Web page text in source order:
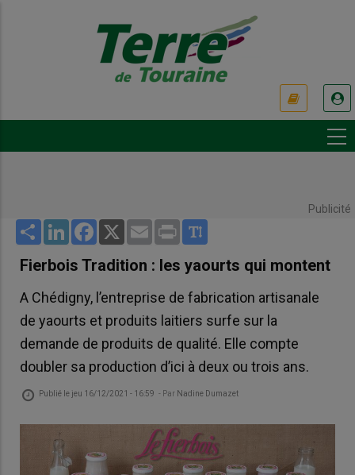
Publicité
Share LinkedInFacebook
X Email Print
Fierbois Tradition : les yaourts qui montent
A Chédigny, l’entreprise de fabrication artisanale
de yaourts et produits laitiers surfe sur la
demande de produits de qualité. Elle compte
doubler sa production d’ici à deux ou trois ans.
Publié le jeu 16/12/2021 - 16:59 - Par Nadine Dumazet